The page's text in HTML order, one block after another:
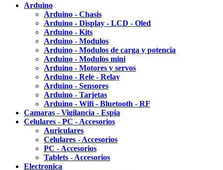
Arduino
Arduino - Chasis
Arduino - Display - LCD - Oled
Arduino - Kits
Arduino - Modulos
Arduino - Modulos de carga y potencia
Arduino - Modulos mini
Arduino - Motores y servos
Arduino - Rele - Relay
Arduino - Sensores
Arduino - Tarjetas
Arduino - Wifi - Bluetooth - RF
Camaras - Vigilancia - Espia
Celulares - PC - Accesorios
Auriculares
Celulares - Accesorios
PC - Accesorios
Tablets - Accesorios
Electronica